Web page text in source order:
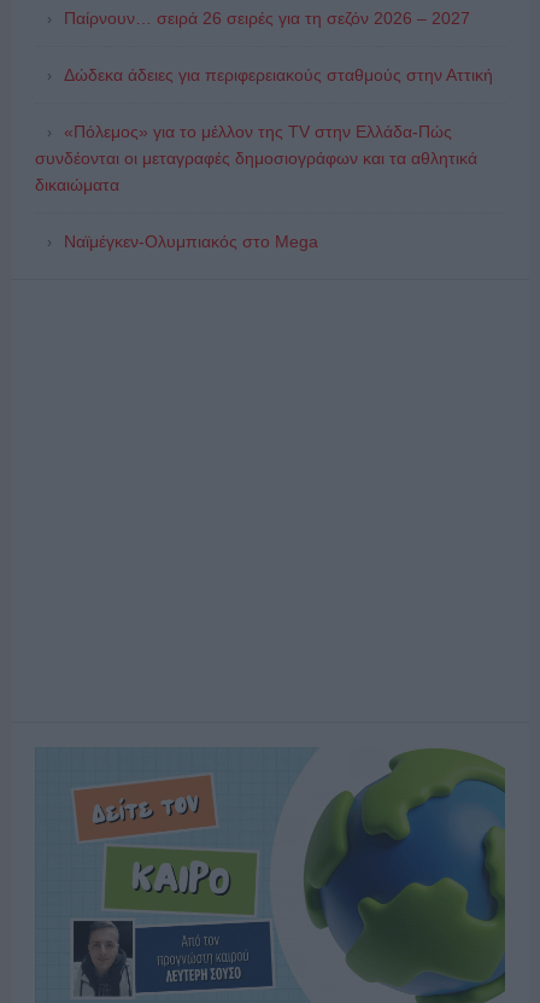
Παίρνουν… σειρά 26 σειρές για τη σεζόν 2026 – 2027
Δώδεκα άδειες για περιφερειακούς σταθμούς στην Αττική
«Πόλεμος» για το μέλλον της TV στην Ελλάδα-Πώς
συνδέονται οι μεταγραφές δημοσιογράφων και τα αθλητικά
δικαιώματα
Ναϊμέγκεν-Ολυμπιακός στο Mega